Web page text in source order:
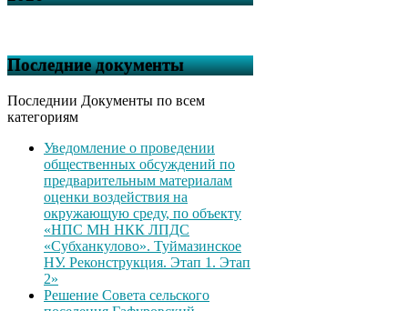
Последние документы
Последнии Документы по всем
категориям
Уведомление о проведении
общественных обсуждений по
предварительным материалам
оценки воздействия на
окружающую среду, по объекту
«НПС МН НКК ЛПДС
«Субханкулово». Туймазинское
НУ. Реконструкция. Этап 1. Этап
2»
Решение Совета сельского